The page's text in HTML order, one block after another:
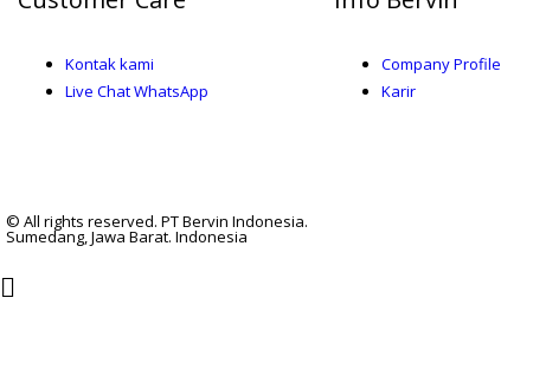
Kontak kami
Live Chat WhatsApp
Company Profile
Karir
© All rights reserved. PT Bervin Indonesia.
Sumedang, Jawa Barat. Indonesia